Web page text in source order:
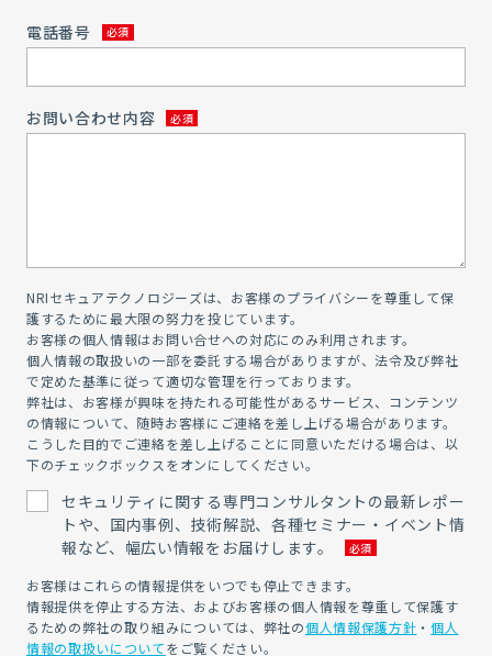
電話番号
お問い合わせ内容
NRIセキュアテクノロジーズは、お客様のプライバシーを尊重して保
護するために最大限の努力を投じています。
お客様の個人情報はお問い合せへの対応にのみ利用されます。
個人情報の取扱いの一部を委託する場合がありますが、法令及び弊社
で定めた基準に従って適切な管理を行っております。
弊社は、お客様が興味を持たれる可能性があるサービス、コンテンツ
の情報について、随時お客様にご連絡を差し上げる場合があります。
こうした目的でご連絡を差し上げることに同意いただける場合は、以
下のチェックボックスをオンにしてください。
セキュリティに関する専門コンサルタントの最新レポー
トや、国内事例、技術解説、各種セミナー・イベント情
報など、幅広い情報をお届けします。
お客様はこれらの情報提供をいつでも停止できます。
情報提供を停止する方法、およびお客様の個人情報を尊重して保護す
るための弊社の取り組みについては、弊社の個人情報保護方針 ・個人
情報の取扱いについてをご覧ください。